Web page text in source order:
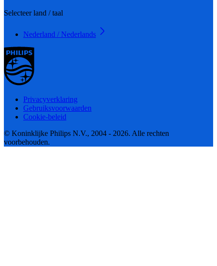
Selecteer land / taal
Nederland / Nederlands
Privacyverklaring
Gebruiksvoorwaarden
Cookie-beleid
© Koninklijke Philips N.V., 2004 - 2026. Alle rechten
voorbehouden.